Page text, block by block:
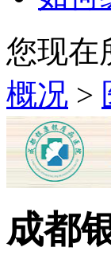
您现在
概况 >
成都